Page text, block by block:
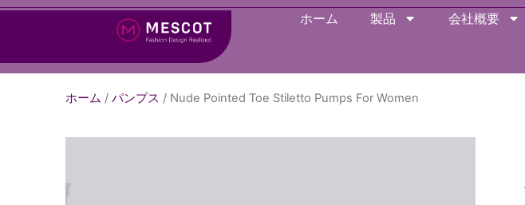
ホーム 製品 会社概要
ホーム / パンプス / Nude Pointed Toe Stiletto Pumps For Women